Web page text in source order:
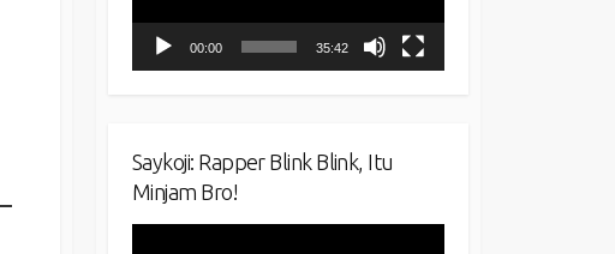
00:00 35:42
Saykoji: Rapper Blink Blink, Itu
Minjam Bro!